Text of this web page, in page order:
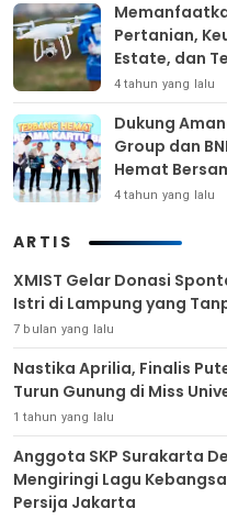
Pertanian,
Estate, dan
4 tahun yang lalu
Dukung
Group dan
Hemat
4 tahun yang lalu
ARTIS
XMIST Gelar Donasi
Istri di Lampung yang
7 bulan yang lalu
Nastika Aprilia, Finalis
Turun Gunung di Miss
1 tahun yang lalu
Anggota SKP Surakarta
Mengiringi Lagu
Persija Jakarta